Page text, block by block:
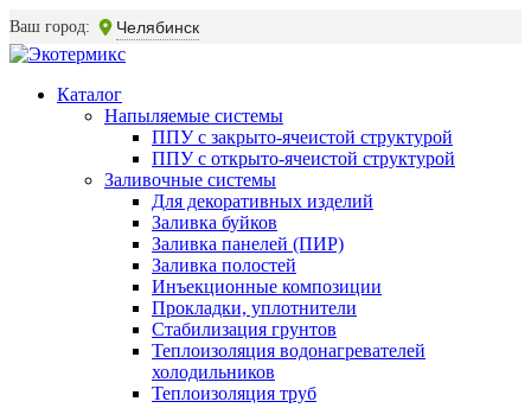
Ваш город: Челябинск
Каталог
Напыляемые системы
ППУ с закрыто-ячеистой структурой
ППУ с открыто-ячеистой структурой
Заливочные системы
Для декоративных изделий
Заливка буйков
Заливка панелей (ПИР)
Заливка полостей
Инъекционные композиции
Прокладки, уплотнители
Стабилизация грунтов
Теплоизоляция водонагревателей
холодильников
Теплоизоляция труб